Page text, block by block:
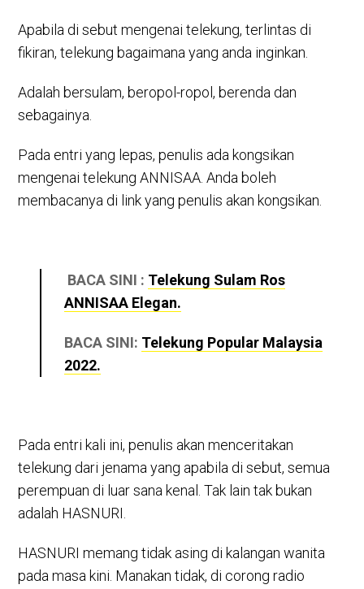
Apabila di sebut mengenai telekung, terlintas di
fikiran, telekung bagaimana yang anda inginkan.
Adalah bersulam, beropol-ropol, berenda dan
sebagainya.
Pada entri yang lepas, penulis ada kongsikan
mengenai telekung ANNISAA. Anda boleh
membacanya di link yang penulis akan kongsikan.
BACA SINI : Telekung Sulam Ros
ANNISAA Elegan.
BACA SINI: Telekung Popular Malaysia
2022.
Pada entri kali ini, penulis akan menceritakan
telekung dari jenama yang apabila di sebut, semua
perempuan di luar sana kenal. Tak lain tak bukan
adalah HASNURI.
HASNURI memang tidak asing di kalangan wanita
pada masa kini. Manakan tidak, di corong radio